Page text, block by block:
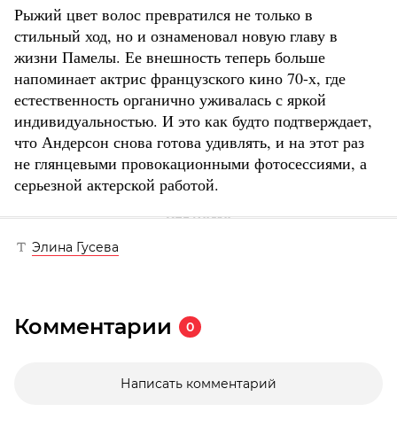
Рыжий цвет волос превратился не только в
стильный ход, но и ознаменовал новую главу в
жизни Памелы. Ее внешность теперь больше
напоминает актрис французского кино 70-х, где
естественность органично уживалась с яркой
индивидуальностью. И это как будто подтверждает,
что Андерсон снова готова удивлять, и на этот раз
не глянцевыми провокационными фотосессиями, а
серьезной актерской работой.
Элина Гусева
Комментарии 0
Написать комментарий